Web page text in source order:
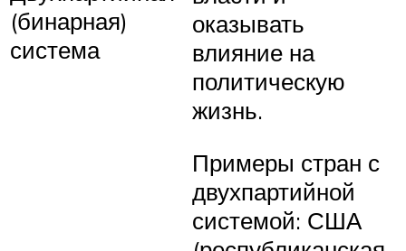
(бинарная)
система
оказывать
влияние на
политическую
жизнь.
Примеры стран с
двухпартийной
системой: США